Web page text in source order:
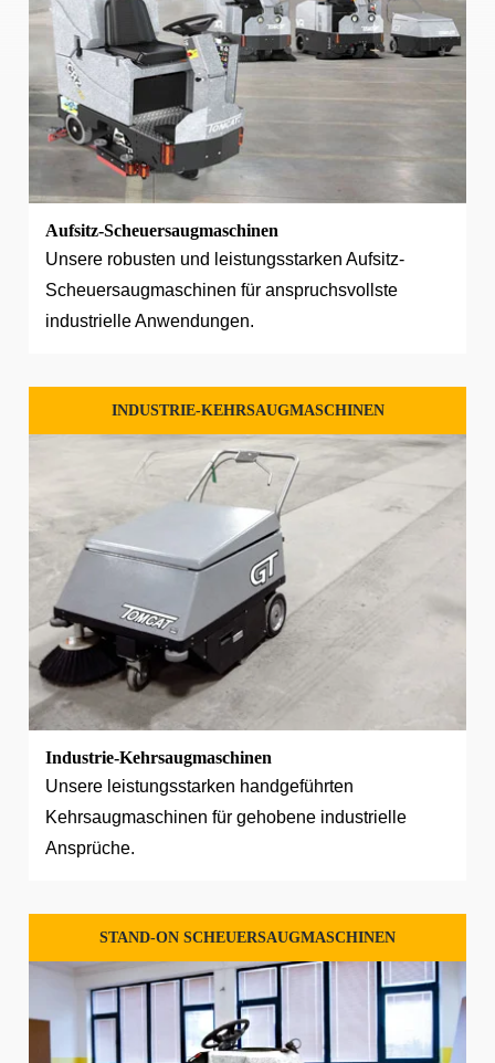
Aufsitz-Scheuersaugmaschinen
Unsere robusten und leistungsstarken Aufsitz-
Scheuersaugmaschinen für anspruchsvollste
industrielle Anwendungen.
INDUSTRIE-KEHRSAUGMASCHINEN
Industrie-Kehrsaugmaschinen
Unsere leistungsstarken handgeführten
Kehrsaugmaschinen für gehobene industrielle
Ansprüche.
STAND-ON SCHEUERSAUGMASCHINEN